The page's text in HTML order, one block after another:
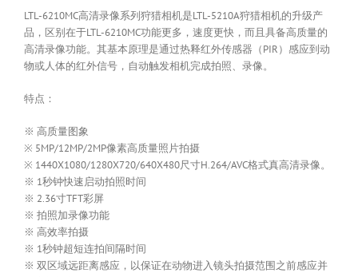
LTL-6210MC高清录像系列狩猎相机是LTL-5210A狩猎相机的升级产
品，区别在于LTL-6210MC功能更多，速度更快，而且具备高质量的
高清录像功能。其基本原理是通过热释红外传感器（PIR）感应到动
物或人体的红外信号，自动触发相机完成拍照、录像。
特点：
※ 高质量图象
※ 5MP/12MP/2MP像素高质量照片拍摄
※ 1440X1080/1280X720/640X480尺寸H.264/AVC格式真高清录像。
※ 1秒钟快速启动拍照时间
※ 2.36寸TFT彩屏
※ 拍照加录像功能
※ 高效率拍摄
※ 1秒钟超短连拍间隔时间
※ 双区域远距离感应，以保证在动物进入镜头拍摄范围之前感应并